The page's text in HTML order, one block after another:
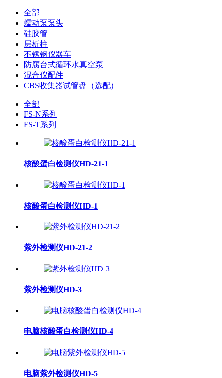
全部
蠕动泵泵头
硅胶管
层析柱
不锈钢仪器车
防腐台式循环水真空泵
混合仪配件
CBS收集器试管盘（选配）
全部
FS-N系列
FS-T系列
核酸蛋白检测仪HD-21-1
核酸蛋白检测仪HD-1
紫外检测仪HD-21-2
紫外检测仪HD-3
电脑核酸蛋白检测仪HD-4
电脑紫外检测仪HD-5